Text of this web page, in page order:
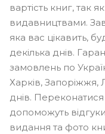
вартість книг, так
видавництвами.
яка вас цікавить,
декілька днів.
замовлень по
Харків, Запоріжжя,
днів.
допоможуть
видання та фото